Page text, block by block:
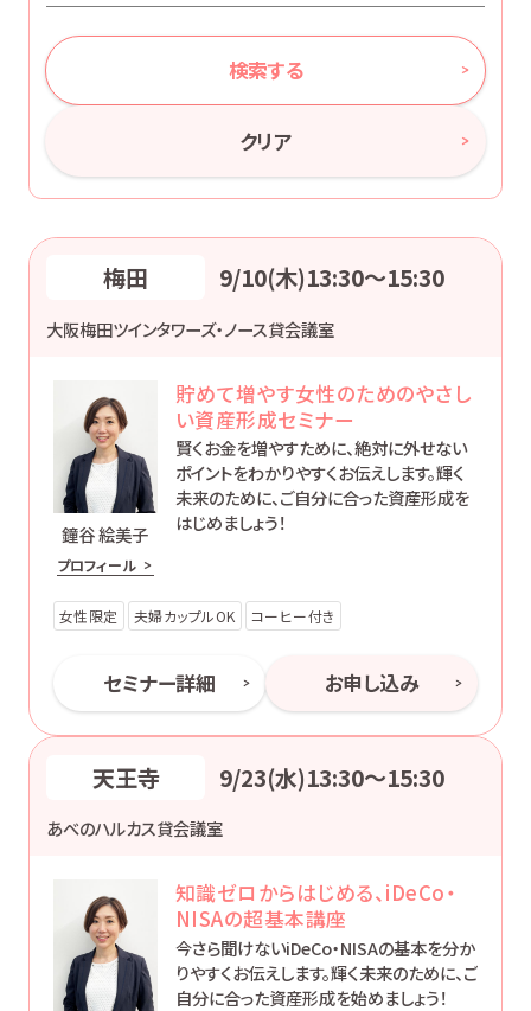
検索する
クリア
梅田 9/10(木)13:30〜15:30
大阪梅田ツインタワーズ・ノース貸会議室
鐘谷 絵美子
プロフィール
貯めて増やす女性のためのやさし
い資産形成セミナー
賢くお金を増やすために、絶対に外せない
ポイントをわかりやすくお伝えします。輝く
未来のために、ご自分に合った資産形成を
はじめましょう！
女性限定 夫婦カップルOK コーヒー付き
セミナー詳細 お申し込み
天王寺 9/23(水)13:30〜15:30
あべのハルカス貸会議室
知識ゼロからはじめる、iDeCo・
NISAの超基本講座
今さら聞けないiDeCo・NISAの基本を分か
りやすくお伝えします。輝く未来のために、ご
自分に合った資産形成を始めましょう！